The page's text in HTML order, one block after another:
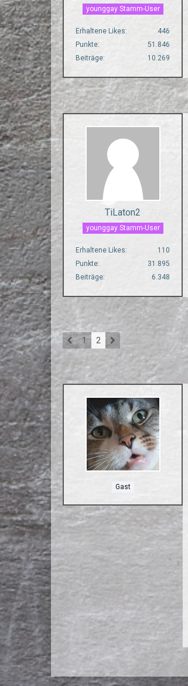
younggay Stamm-User
Erhaltene Likes
446
Punkte
51.846
Beiträge
10.269
TiLaton2
younggay Stamm-User
Erhaltene Likes
110
Punkte
31.895
Beiträge
6.348
1 2
Gast